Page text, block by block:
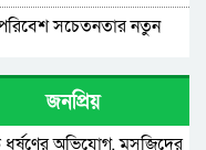
পরিবেশ সচেতনতার নতুন
না হলেও অগ্রগতি
জনপ্রিয়
ধর্ষণের অভিযোগ, মসজিদের